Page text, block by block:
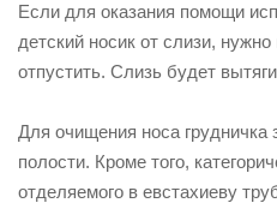
Если для оказания помощи
детский носик от слизи,
отпустить. Слизь будет
Для очищения носа грудничка
полости. Кроме того,
отделяемого в евстахиеву